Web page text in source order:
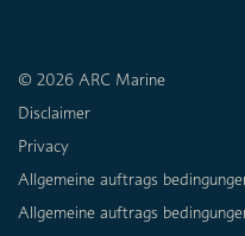
© 2026 ARC Marine
Disclaimer
Privacy
Allgemeine auftrags
Allgemeine auftrags